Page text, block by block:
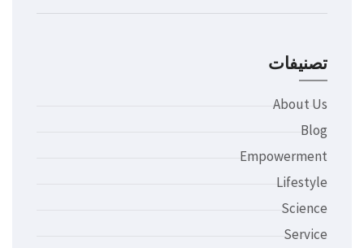
تصنيفات
About Us
Blog
Empowerment
Lifestyle
Science
Service